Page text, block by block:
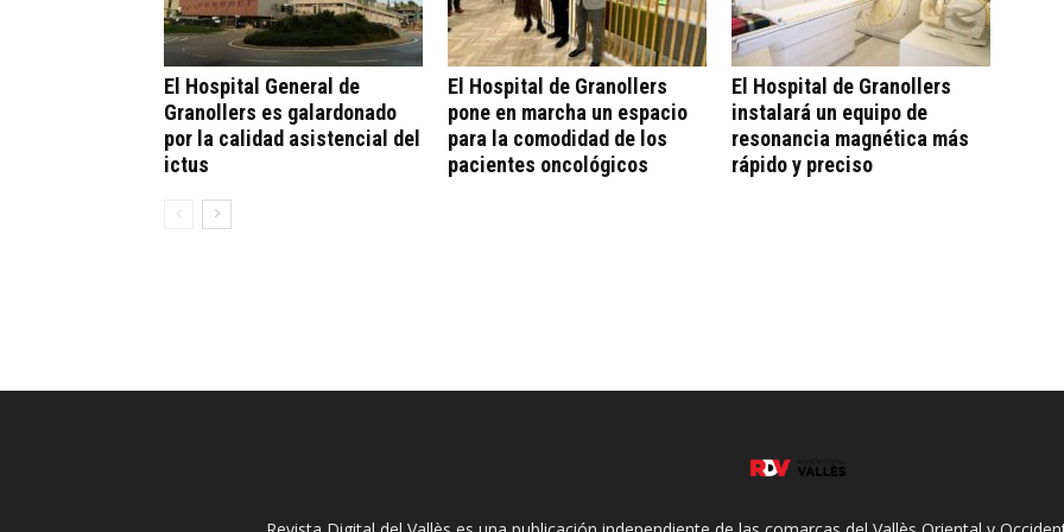
El Hospital General de
Granollers es galardonado
por la calidad asistencial del
ictus
El Hospital de Granollers
pone en marcha un espacio
para la comodidad de los
pacientes oncológicos
El Hospital de Granollers
instalará un equipo de
resonancia magnética más
rápido y preciso